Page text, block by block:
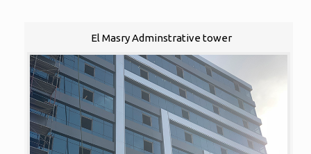
El Masry Adminstrative tower